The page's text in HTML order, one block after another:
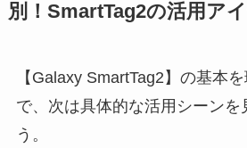
別！SmartTag2の活用ア
【Galaxy SmartTag2】の基本
で、次は具体的な活用シーンを
う。